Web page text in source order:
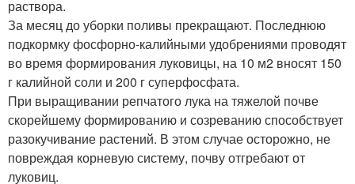
раствора.
За месяц до уборки поливы прекращают. Последнюю
подкормку фосфорно-калийными удобрениями проводят
во время формирования луковицы, на 10 м2 вносят 150
г калийной соли и 200 г суперфосфата.
При выращивании репчатого лука на тяжелой почве
скорейшему формированию и созреванию способствует
разокучивание растений. В этом случае осторожно, не
повреждая корневую систему, почву отгребают от
луковиц.